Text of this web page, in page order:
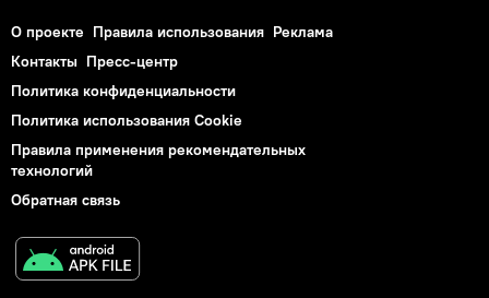
О проекте Правила использования Реклама
Контакты Пресс-центр
Политика конфиденциальности
Политика использования Cookie
Правила применения рекомендательных
технологий
Обратная связь